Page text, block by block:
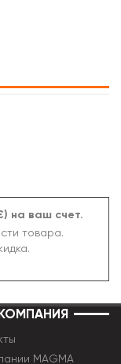
на ваш счет.
товара.
MAGMA